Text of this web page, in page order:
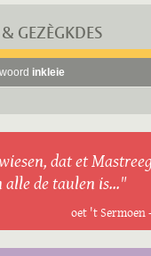
GEZÈGKDES
inkleie
dat et
alle de taulen is..."
oet 't Sermoen